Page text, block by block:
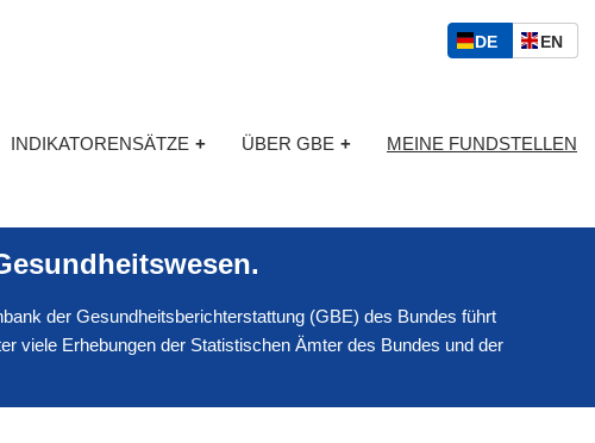
S
p
c
h
l
DED
S
ENE
I
H
INDIKATORENSÄTZE + ÜBER GBE + MEINE FUNDSTELLEN
der Gesundheitsberichterstattung (GBE) des Bundes führt
viele Erhebungen der Statistischen Ämter des Bundes und der